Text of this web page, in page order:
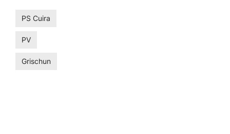
PS Cuira
PV
Grischun